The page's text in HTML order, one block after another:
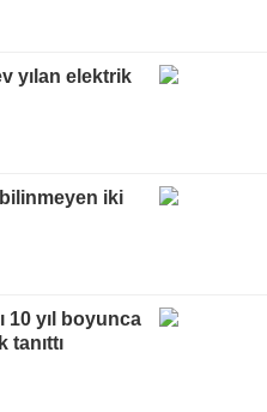
yılan elektrik
bilinmeyen iki
10 yıl boyunca